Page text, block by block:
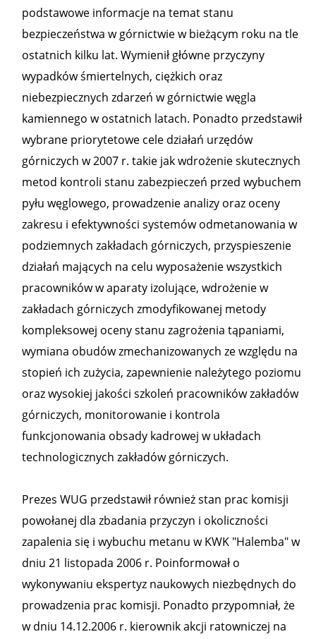
podstawowe informacje na temat stanu
bezpieczeństwa w górnictwie w bieżącym roku na tle
ostatnich kilku lat. Wymienił główne przyczyny
wypadków śmiertelnych, ciężkich oraz
niebezpiecznych zdarzeń w górnictwie węgla
kamiennego w ostatnich latach. Ponadto przedstawił
wybrane priorytetowe cele działań urzędów
górniczych w 2007 r. takie jak wdrożenie skutecznych
metod kontroli stanu zabezpieczeń przed wybuchem
pyłu węglowego, prowadzenie analizy oraz oceny
zakresu i efektywności systemów odmetanowania w
podziemnych zakładach górniczych, przyspieszenie
działań mających na celu wyposażenie wszystkich
pracowników w aparaty izolujące, wdrożenie w
zakładach górniczych zmodyfikowanej metody
kompleksowej oceny stanu zagrożenia tąpaniami,
wymiana obudów zmechanizowanych ze względu na
stopień ich zużycia, zapewnienie należytego poziomu
oraz wysokiej jakości szkoleń pracowników zakładów
górniczych, monitorowanie i kontrola
funkcjonowania obsady kadrowej w układach
technologicznych zakładów górniczych.
Prezes WUG przedstawił również stan prac komisji
powołanej dla zbadania przyczyn i okoliczności
zapalenia się i wybuchu metanu w KWK "Halemba" w
dniu 21 listopada 2006 r. Poinformował o
wykonywaniu ekspertyz naukowych niezbędnych do
prowadzenia prac komisji. Ponadto przypomniał, że
w dniu 14.12.2006 r. kierownik akcji ratowniczej na